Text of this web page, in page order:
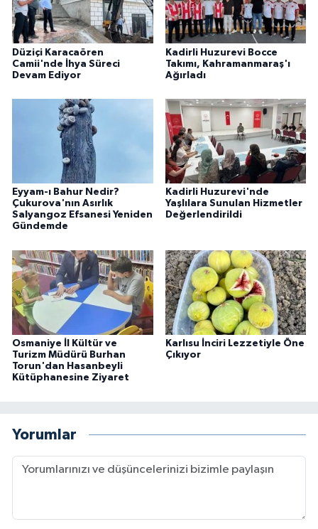
Düziçi Karacaören
Camii'nde İhya Süreci
Devam Ediyor
Kadirli Huzurevi Bocce
Takımı, Kahramanmaraş'ı
Ağırladı
Eyyam-ı Bahur Nedir?
Çukurova'nın Asırlık
Salyangoz Efsanesi Yeniden
Gündemde
Kadirli Huzurevi'nde
Yaşlılara Sunulan Hizmetler
Değerlendirildi
Osmaniye İl Kültür ve
Turizm Müdürü Burhan
Torun'dan Hasanbeyli
Kütüphanesine Ziyaret
Karlısu İnciri Lezzetiyle Öne
Çıkıyor
Yorumlar